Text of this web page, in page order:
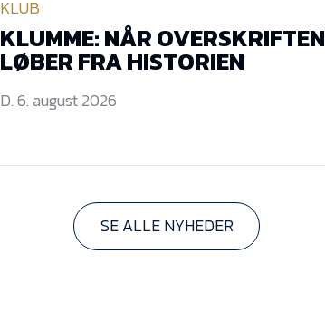
KLUB
KLUMME: NÅR OVERSKRIFTEN
LØBER FRA HISTORIEN
D. 6. august 2026
SE ALLE NYHEDER